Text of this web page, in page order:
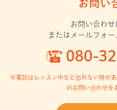
お問い
お問い合わせ
またはメールフォ
080-
※電話はレッスン中など出れない時があ
のお問い合わせを